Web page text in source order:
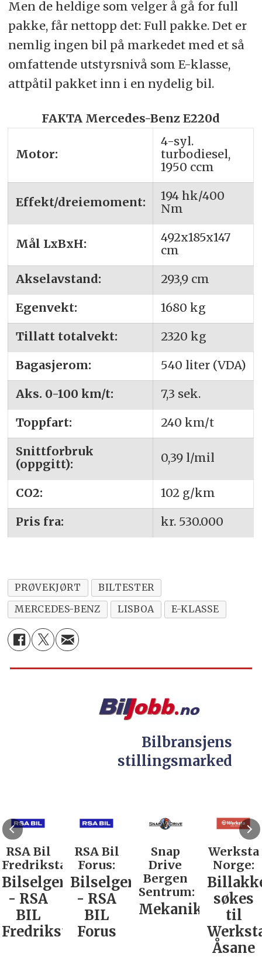
Men de heldige som velger å gå for full
pakke, får nettopp det: Full pakke. Det er
nemlig ingen bil på markedet med et så
omfattende utstyrsnivå som E-klasse,
attpåtil pakket inn i en nydelig bil.
FAKTA Mercedes-Benz E220d
Motor:
4-syl.
turbodiesel,
1950 ccm
Effekt/dreiemoment:
194 hk/400
Nm
Mål LxBxH:
492x185x147
cm
Akselavstand:
293,9 cm
Egenvekt:
1680 kg
Tillatt totalvekt:
2320 kg
Bagasjerom:
540 liter (VDA)
Aks. 0-100 km/t:
7,3 sek.
Toppfart:
240 km/t
Snittforbruk
(oppgitt):
0,39 l/mil
CO2:
102 g/km
Pris fra:
kr. 530.000
PRØVEKJØRT
BILTESTER
MERCEDES-BENZ
LISBOA E-KLASSE
Bilbransjens
stillingsmarked
RSA Bil
Fredrikstad:
Bilselger
- RSA
BIL
Fredrikstad
RSA Bil
Forus:
Bilselger
- RSA
BIL
Forus
Snap
Drive
Bergen
Sentrum:
Mekaniker
Werksta
Norge:
søkes
til
Åsane